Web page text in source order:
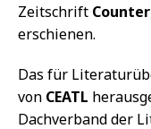
Zeitschrift
erschienen.
Das für
von CEATL
Dachverband der